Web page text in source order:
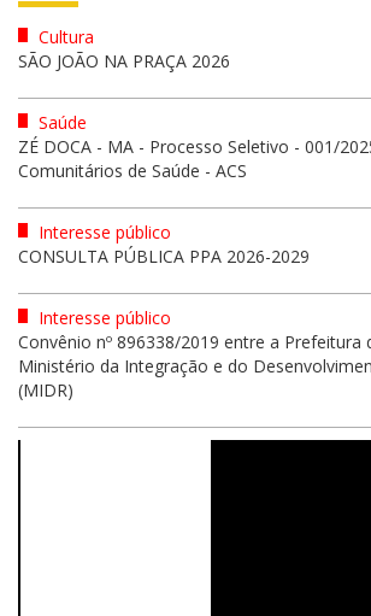
Cultura
SÃO JOÃO NA PRAÇA 2026
Saúde
ZÉ DOCA - MA - Processo Seletivo - 001/
Comunitários de Saúde - ACS
Interesse público
CONSULTA PÚBLICA PPA 2026-2029
Interesse público
Convênio nº 896338/2019 entre a Prefeitura
Ministério da Integração e do
(MIDR)